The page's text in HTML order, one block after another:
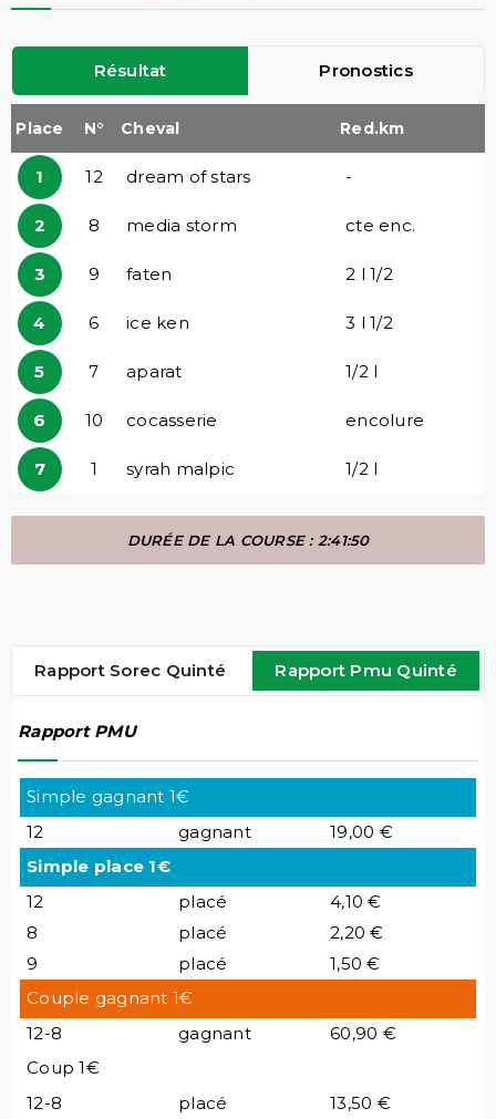
Résultat Pronostics
Place N° Cheval Red.km
1 12 dream of stars -
2 8 media storm cte enc.
3 9 faten 2 l 1/2
4 6 ice ken 3 l 1/2
5 7 aparat 1/2 l
6 10 cocasserie encolure
7 1 syrah malpic 1/2 l
DURÉE DE LA COURSE : 2:41:50
Rapport Sorec Quinté Rapport Pmu Quinté
Rapport PMU
Simple gagnant 1€
12
gagnant
19,00 €
Simple place 1€
12
placé
4,10 €
8
placé
2,20 €
9
placé
1,50 €
Couple gagnant 1€
12-8
gagnant
60,90 €
Coup 1€
12-8
placé 13,50 €